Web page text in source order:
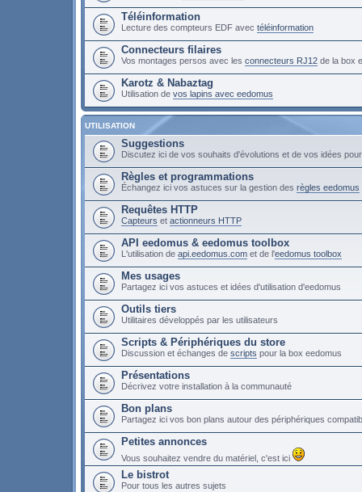
Téléinformation
Lecture des compteurs EDF avec téléinformation
Connecteurs filaires
Vos montages persos avec les connecteurs RJ12 de la box
Karotz & Nabaztag
Utilisation de vos lapins avec eedomus
UTILISATION
Suggestions
Discutez ici de vos souhaits d'évolutions et de vos idées
Règles et programmations
Échangez ici vos astuces sur la gestion des règles eedomus
Requêtes HTTP
Capteurs et actionneurs HTTP
API eedomus & eedomus toolbox
L'utilisation de api.eedomus.com et de l'eedomus toolbox
Mes usages
Partagez ici vos astuces et idées d'utilisation d'eedomus
Outils tiers
Utilitaires développés par les utilisateurs
Scripts & Périphériques du store
Discussion et échanges de scripts pour la box eedomus
Présentations
Décrivez votre installation à la communauté
Bon plans
Partagez ici vos bon plans autour des périphériques
Petites annonces
Vous souhaitez vendre du matériel, c'est ici
Le bistrot
Pour tous les autres sujets